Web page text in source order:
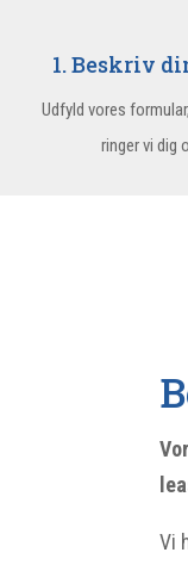
1. Beskriv
Udfyld vores
ringer vi dig
Vi